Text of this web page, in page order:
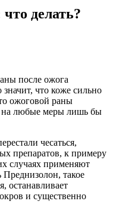
делать?
после ожога
что коже сильно
ожоговой раны
на любые меры лишь бы
чесаться,
препаратов, к примеру
случаях применяют
Преднизолон, такое
останавливает
и существенно